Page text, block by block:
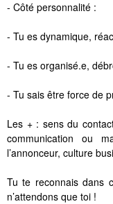
- Côté personnalité :
- Tu es dynamique,
- Tu es organisé.e,
- Tu sais être force de
Les + : sens du
communication ou
l’annonceur, culture
Tu te reconnais dans
n’attendons que toi !